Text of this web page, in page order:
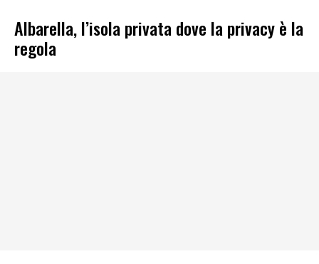
Albarella, l’isola privata dove la privacy è la
regola